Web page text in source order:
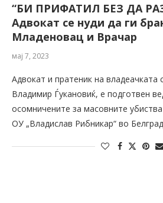
“БИ ПРИФАТИЛ БЕЗ ДА
Адвокат се нуди да ги
Младеновац и Врачар
мај 7, 2023
Адвокат и пратеник на владеачката
Владимир Ѓукановиќ, е подготвен
осомничените за масовните
ОУ „Владислав Рибникар“ во